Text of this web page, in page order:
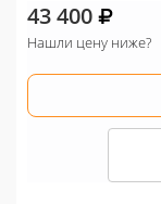
43 400
Нашли цену ниже?